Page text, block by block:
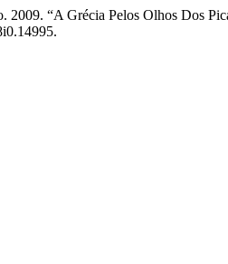
2009. “A Grécia Pelos Olhos Dos